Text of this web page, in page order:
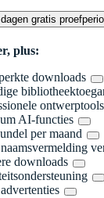
gratis
plus:
downloads
ontwerptools
AI-functies
per maand
downloads